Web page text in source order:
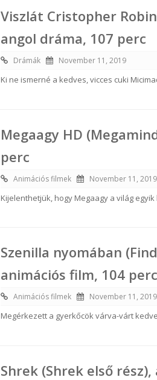
Viszlát Cristopher
angol dráma, 107 perc
Drámák November 11, 2019
Ki ne ismerné a kedves, vicces cuki
Megaagy HD
perc
Animációs filmek November 11, 2019
Kijelenthetjük, hogy Megaagy a világ
Szenilla nyomában
animációs film, 104 perc
Animációs filmek November 11, 2019
Megérkezett a gyerkőcök várva-várt
Shrek (Shrek első